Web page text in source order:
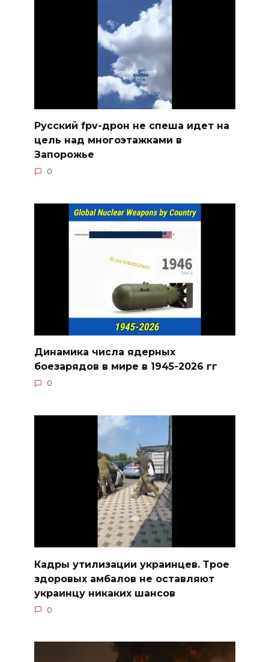
Русский fpv-дрон не спеша идет на
цель над многоэтажками в
Запорожье
0
Динамика числа ядерных
боезарядов в мире в 1945-2026 гг
0
Кадры утилизации украинцев. Трое
здоровых амбалов не оставляют
украинцу никаких шансов
0